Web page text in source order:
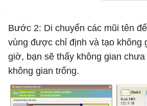
Bước 2: Di chuyển các mũi tên
vùng được chỉ định và tạo không
giờ, bạn sẽ thấy không gian
không gian trống.